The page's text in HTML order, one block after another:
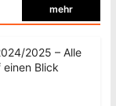
mehr
2025 – Alle
einen Blick